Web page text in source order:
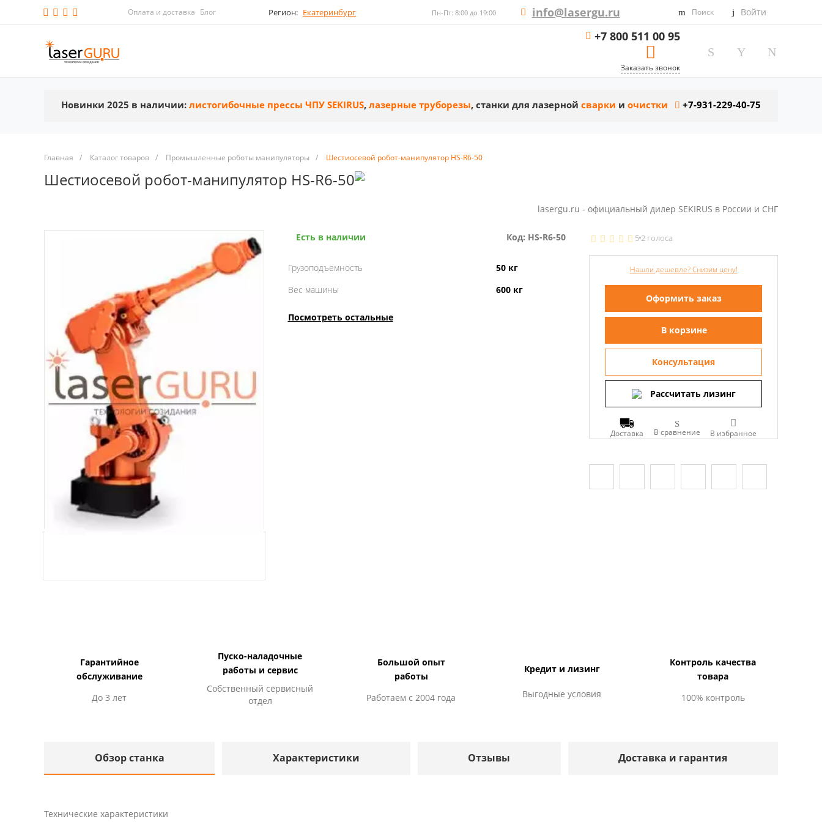
Оплата и доставка Блог Регион: Екатеринбург Пн-Пт: 8:00 до 19:00 info@lasergu.ru Поиск Войти
+7 800 511 00 95
Заказать звонок
Новинки 2025 в наличии: листогибочные прессы ЧПУ SEKIRUS, лазерные труборезы, станки для лазерной сварки и очистки +7-931-229-40-75
Главная / Каталог товаров / Промышленные роботы манипуляторы / Шестиосевой робот-манипулятор HS-R6-50
Шестиосевой робот-манипулятор HS-R6-50
lasergu.ru - официальный дилер SEKIRUS в России и СНГ
Есть в наличии Код: HS-R6-50
Грузоподъемность
50 кг
Вес машины
600 кг
Посмотреть остальные
52 голоса
Нашли дешевле? Снизим цену!
Оформить заказ
В корзине
Консультация
Рассчитать лизинг
Доставка В сравнение
Гарантийное
обслуживание
До 3 лет
Пуско-наладочные
работы и сервис
Собственный сервисный
отдел
Большой опыт
работы
Работаем с 2004 года
Кредит и лизинг
Выгодные условия
Контроль качества
товара
100% контроль
Обзор станка Характеристики Отзывы Доставка и гарантия
Технические характеристики